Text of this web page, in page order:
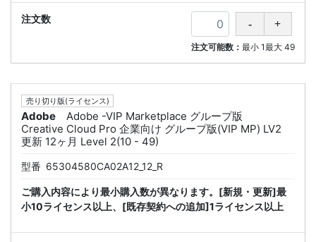
注文可能数： 最小 1最大 49
売り切り版(ライセンス)
Adobe
Adobe -VIP Marketplace グループ版
Creative Cloud Pro 企業向け グループ版(VIP MP) LV2
更新 12ヶ月 Level 2(10 - 49)
型番 65304580CA02A12_12_R
ご購入内容により最小購入数が異なります。[新規・更新]最
小10ライセンス以上、[既存契約への追加]1ライセンス以上